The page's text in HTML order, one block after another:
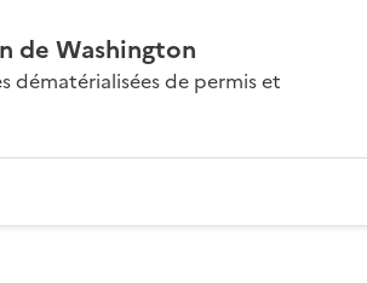
de Washington
dématérialisées de permis et